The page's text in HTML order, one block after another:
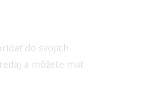
do svojich
a môžete mať